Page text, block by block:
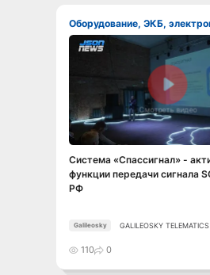
Оборудование, ЭКБ,
Смотреть видео
Система «Спассигнал» -
функции передачи сигнала
РФ
Galileosky GALILEOSKY
110 0